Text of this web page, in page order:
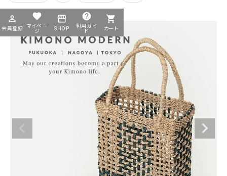
帯
羽織
キーワードから探す
季節から探す
夏季以外通年 秋 冬
襦袢 小物
perm_identity
会員登録
favorite
マイペー
ジ
storefront
SHOP
help
利用ガイ
ド
shopping_cart
カート
ログイン perm_identity 会員登録